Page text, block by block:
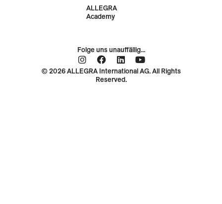
ALLEGRA
Academy
Folge uns unauffällig...
© 2026 ALLEGRA International AG. All Rights
Reserved.